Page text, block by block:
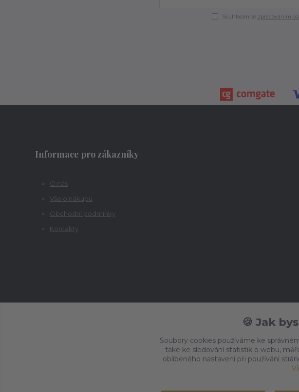
Souhlasím se zpracováním
Informace pro zákazníky
O nás
Vše o nákupu
Obchodní podmínky
Kontakty
🍪 Jak
Soubory cookies používáme ke
také ke sledování statistik o webu,
oblíbeného nastavení při používání